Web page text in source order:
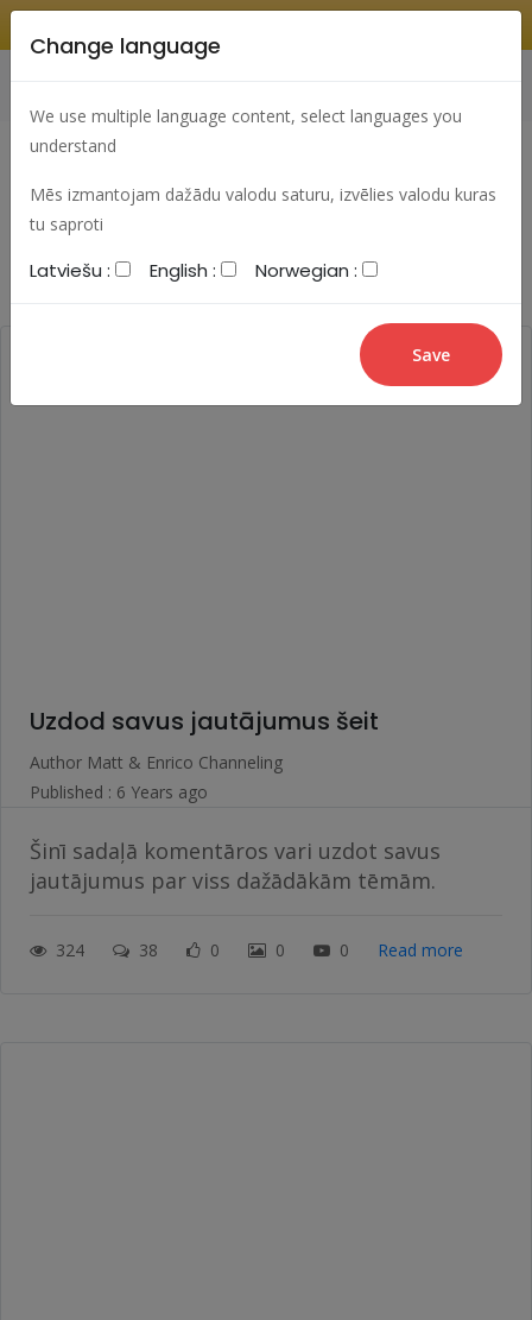
Change language
We use multiple language content, select languages you
understand
Mēs izmantojam dažādu valodu saturu, izvēlies valodu kuras
tu saproti
Latviešu : English : Norwegian :
Most viewed articles Best articles
Most commented articles
Uzdod savus jautājumus šeit
Author Matt & Enrico Channeling
Published : 6 Years ago
Šinī sadaļā komentāros vari uzdot savus
jautājumus par viss dažādākām tēmām.
324 38 0 0 0 Read more